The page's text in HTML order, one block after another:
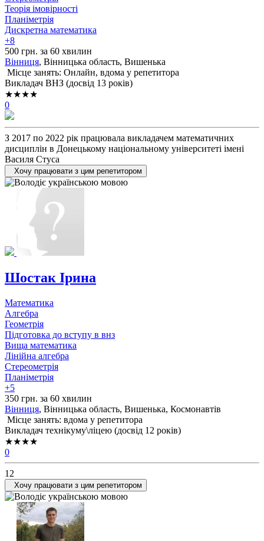
Теорія імовірності
Планіметрія
Дискретна математика
+8
500 грн. за 60 хвилин
Вінниця, Вінницька область, Вишенька
Місце занять: Онлайн, вдома у репетитора
Викладач ВНЗ (досвід 13 років)
★★★★
0
З 2017 по 2022 рік працювала викладачем математичних
дисциплін в Донецькому національному університеті імені
Василя Стуса
Хочу працювати з цим репетитором
Шостак Ірина
Математика
Алгебра
Геометрія
Підготовка до вступу в внз
Вища математика
Лінійна алгебра
Стереометрія
Планіметрія
+5
350 грн. за 60 хвилин
Вінниця, Вінницька область, Вишенька, Космонавтів
Місце занять: вдома у репетитора
Викладач технікуму\ліцею (досвід 12 років)
★★★★
0
12
Хочу працювати з цим репетитором